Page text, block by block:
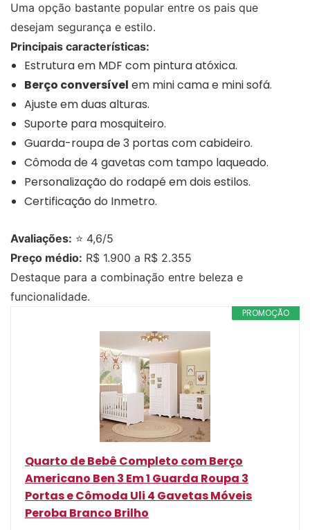
Uma opção bastante popular entre os pais que
desejam segurança e estilo.
Principais características:
Estrutura em MDF com pintura atóxica.
Berço conversível em mini cama e mini sofá.
Ajuste em duas alturas.
Suporte para mosquiteiro.
Guarda-roupa de 3 portas com cabideiro.
Cômoda de 4 gavetas com tampo laqueado.
Personalização do rodapé em dois estilos.
Certificação do Inmetro.
Avaliações: ⭐ 4,6/5
Preço médio: R$ 1.900 a R$ 2.355
Destaque para a combinação entre beleza e
funcionalidade.
PROMOÇÃO
Quarto de Bebê Completo com Berço
Americano Ben 3 Em 1 Guarda Roupa 3
Portas e Cômoda Uli 4 Gavetas Móveis
Peroba Branco Brilho